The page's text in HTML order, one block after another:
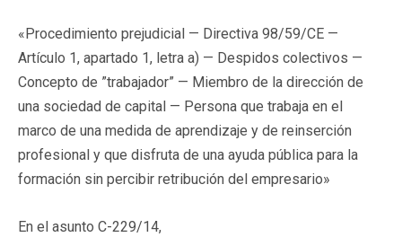
«Procedimiento prejudicial — Directiva 98/59/CE —
Artículo 1, apartado 1, letra a) — Despidos colectivos —
Concepto de ”trabajador” — Miembro de la dirección de
una sociedad de capital — Persona que trabaja en el
marco de una medida de aprendizaje y de reinserción
profesional y que disfruta de una ayuda pública para la
formación sin percibir retribución del empresario»
En el asunto C-229/14,